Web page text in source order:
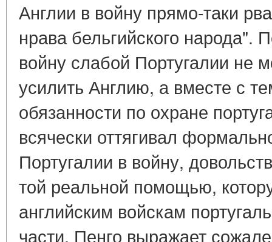
Англии в войну прямо-таки
нрава бельгийского народа".
войну слабой Португалии не
усилить Англию, а вместе с
обязанности по охране
всячески оттягивал
Португалии в войну,
той реальной помощью,
английским войскам
части. Пенго выражает